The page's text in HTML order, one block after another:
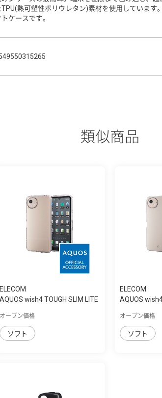
TPU(熱可塑性ポリウレタン)素材を使用しています
ケースです。
類似商品
ELECOM
AQUOS wish4 TOUGH SLIM LITE
オープン価格
ソフト
ELECOM
AQUOS
オープン価格
ソフト